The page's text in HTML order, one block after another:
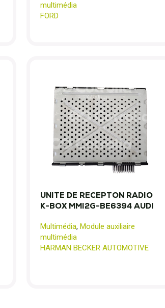
multimédia
FORD
UNITE DE RECEPTON RADIO
K-BOX MMI2G-BE6394 AUDI
Multimédia, Module auxiliaire
multimédia
HARMAN BECKER AUTOMOTIVE